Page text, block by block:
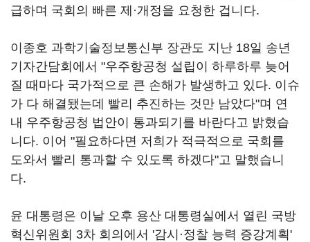
급하며 국회의 빠른 제·개정을 요청한 겁니다.
이종호 과학기술정보통신부 장관도 지난 18일 송년
기자간담회에서 "우주항공청 설립이 하루하루 늦어
질 때마다 국가적으로 큰 손해가 발생하고 있다. 이슈
가 다 해결됐는데 빨리 추진하는 것만 남았다"며 연
내 우주항공청 법안이 통과되기를 바란다고 밝혔습
니다. 이어 "필요하다면 저희가 적극적으로 국회를
도와서 빨리 통과할 수 있도록 하겠다"고 말했습니
다.
윤 대통령은 이날 오후 용산 대통령실에서 열린 국방
혁신위원회 3차 회의에서 '감시·정찰 능력 증강계획'